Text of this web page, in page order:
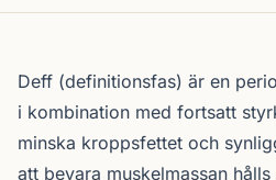
Deff (definitionsfas) är en
i kombination med fortsatt
minska kroppsfettet och
att bevara muskelmassan